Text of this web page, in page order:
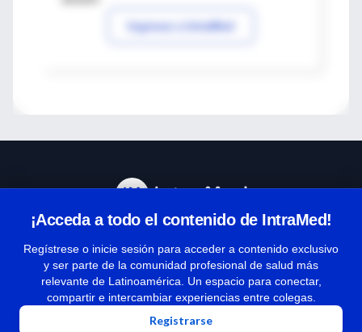
Ingresar a IntraMed
¡Acceda a todo el contenido de IntraMed!
Regístrese o inicie sesión para acceder a contenido exclusivo
y ser parte de la comunidad profesional de salud más
relevante de Latinoamérica. Un espacio para conectar,
compartir e intercambiar experiencias entre colegas.
Registrarse
Términos y condiciones
| Políticas de privacidad
| Todos los derechos reservados | Copyright 1997-2026